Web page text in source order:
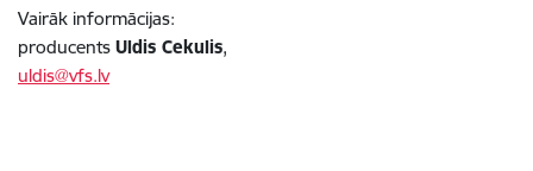
Vairāk informācijas:
producents Uldis Cekulis,
uldis@vfs.lv